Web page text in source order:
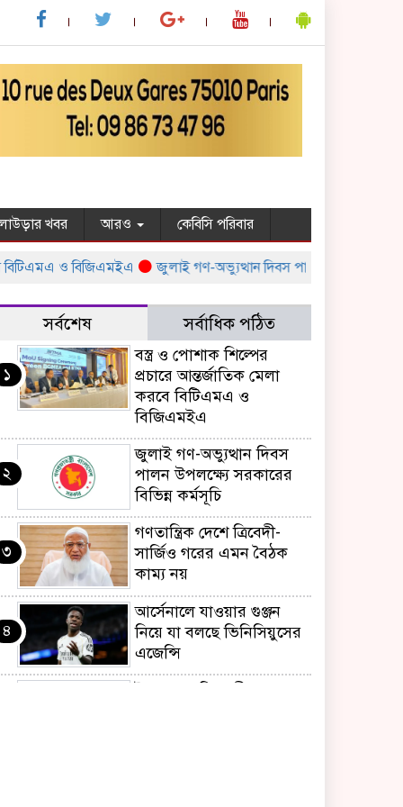
খবর আরও কেবিসি পরিবার
ও বিজিএমইএ জুলাই গণ-অভ্যুত্থান দিবস পালন উপলক্ষ্যে সরকারের
সর্বশেষ সর্বাধিক পঠিত
১
বস্ত্র ও পোশাক শিল্পের
প্রচারে আন্তর্জাতিক মেলা
করবে বিটিএমএ ও
বিজিএমইএ
২
জুলাই গণ-অভ্যুত্থান দিবস
পালন উপলক্ষ্যে সরকারের
বিভিন্ন কর্মসূচি
৩
গণতান্ত্রিক দেশে ত্রিবেদী-
সার্জিও গরের এমন বৈঠক
কাম্য নয়
৪
আর্সেনালে যাওয়ার গুঞ্জন
নিয়ে যা বলছে ভিনিসিয়ুসের
এজেন্সি